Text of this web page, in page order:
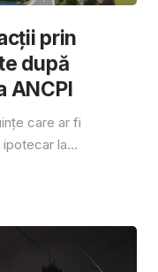
prin
după
ANCPI
care ar fi
la...